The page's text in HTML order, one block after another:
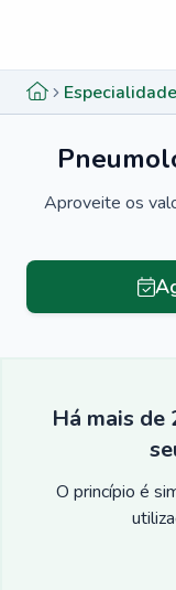
Aproveite os
Há mais
O princípio é